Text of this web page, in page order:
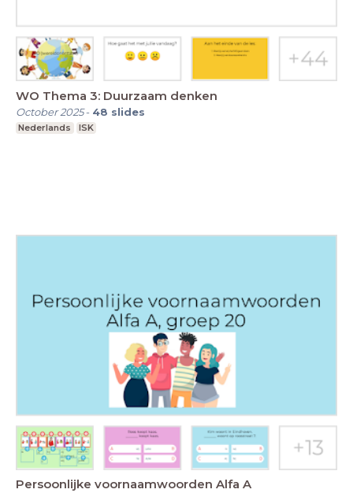
WO Thema 3: Duurzaam denken
October 2025- 48 slides
Nederlands ISK
Persoonlijke voornaamwoorden Alfa A